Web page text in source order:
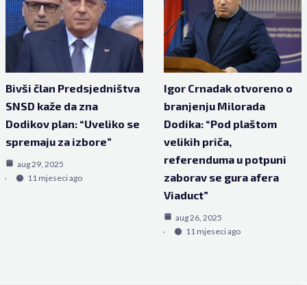
Bivši član Predsjedništva
SNSD kaže da zna
Dodikov plan: “Uveliko se
spremaju za izbore”
aug 29, 2025
11 mjeseci ago
Igor Crnadak otvoreno o
branjenju Milorada
Dodika: “Pod plaštom
velikih priča,
referenduma u potpuni
zaborav se gura afera
Viaduct”
aug 26, 2025
11 mjeseci ago